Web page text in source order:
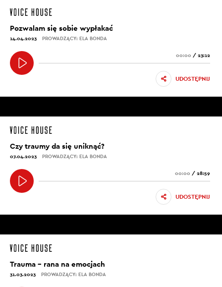
Pozwalam się sobie wypłakać
14.04.2023 PROWADZĄCY: ELA BONDA
00:00 / 23:12
UDOSTĘPNIJ
Czy traumy da się uniknąć?
07.04.2023 PROWADZĄCY: ELA BONDA
00:00 / 28:59
UDOSTĘPNIJ
Trauma – rana na emocjach
31.03.2023 PROWADZĄCY: ELA BONDA